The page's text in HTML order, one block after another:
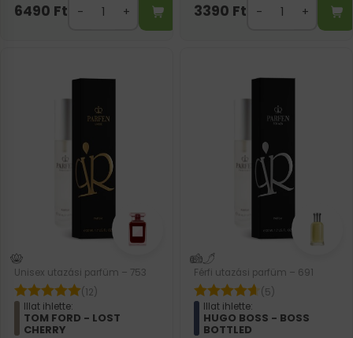
6490 Ft 3390 Ft
Unisex utazási parfüm – 753
(12)
Illat ihlette:
TOM FORD - LOST
CHERRY
Férfi utazási parfüm – 691
(5)
Illat ihlette:
HUGO BOSS - BOSS
BOTTLED